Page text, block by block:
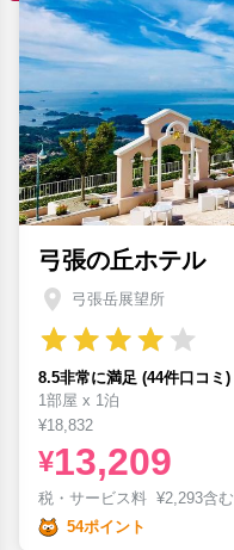
弓張の丘ホテル
弓張岳展望所
8.5非常に満足 (44件口コミ)
1部屋 x 1泊
¥18,832
¥13,209
税・サービス料 ¥2,293含む
54ポイント